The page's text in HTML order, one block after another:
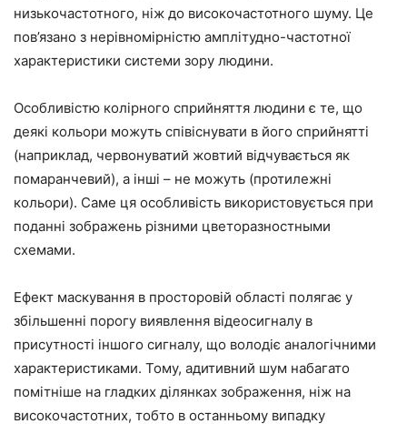
низькочастотного, ніж до високочастотного шуму. Це
пов’язано з нерівномірністю амплітудно-частотної
характеристики системи зору людини.
Особливістю колірного сприйняття людини є те, що
деякі кольори можуть співіснувати в його сприйнятті
(наприклад, червонуватий жовтий відчувається як
помаранчевий), а інші – не можуть (протилежні
кольори). Саме ця особливість використовується при
поданні зображень різними цветоразностными
схемами.
Ефект маскування в просторовій області полягає у
збільшенні порогу виявлення відеосигналу в
присутності іншого сигналу, що володіє аналогічними
характеристиками. Тому, адитивний шум набагато
помітніше на гладких ділянках зображення, ніж на
високочастотних, тобто в останньому випадку